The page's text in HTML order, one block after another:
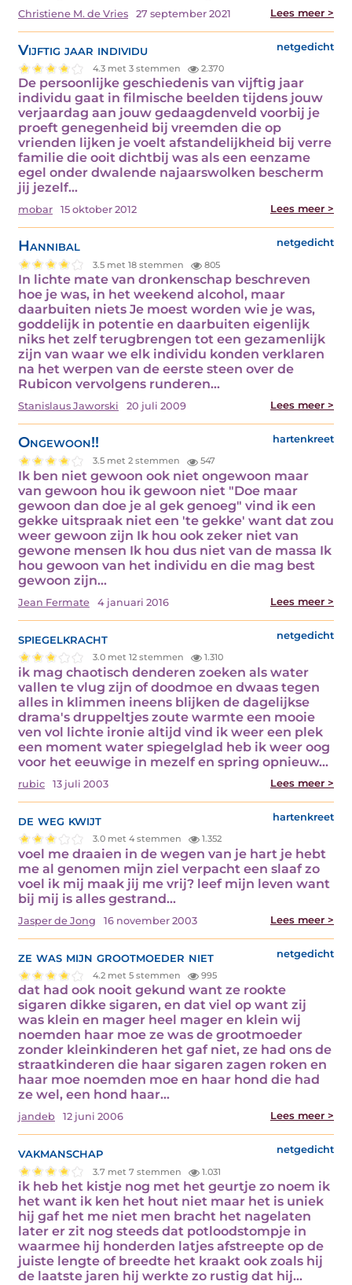
Christiene M. de Vries 27 september 2021 Lees meer >
Vijftig jaar individu netgedicht
4.3 met 3 stemmen 2.370
De persoonlijke geschiedenis van vijftig jaar
individu gaat in filmische beelden tijdens jouw
verjaardag aan jouw gedaagdenveld voorbij je
proeft genegenheid bij vreemden die op
vrienden lijken je voelt afstandelijkheid bij verre
familie die ooit dichtbij was als een eenzame
egel onder dwalende najaarswolken bescherm
jij jezelf…
mobar 15 oktober 2012 Lees meer >
Hannibal netgedicht
3.5 met 18 stemmen 805
In lichte mate van dronkenschap beschreven
hoe je was, in het weekend alcohol, maar
daarbuiten niets Je moest worden wie je was,
goddelijk in potentie en daarbuiten eigenlijk
niks het zelf terugbrengen tot een gezamenlijk
zijn van waar we elk individu konden verklaren
na het werpen van de eerste steen over de
Rubicon vervolgens runderen…
Stanislaus Jaworski 20 juli 2009 Lees meer >
Ongewoon!! hartenkreet
3.5 met 2 stemmen 547
Ik ben niet gewoon ook niet ongewoon maar
van gewoon hou ik gewoon niet "Doe maar
gewoon dan doe je al gek genoeg" vind ik een
gekke uitspraak niet een 'te gekke' want dat zou
weer gewoon zijn Ik hou ook zeker niet van
gewone mensen Ik hou dus niet van de massa Ik
hou gewoon van het individu en die mag best
gewoon zijn…
Jean Fermate 4 januari 2016 Lees meer >
spiegelkracht netgedicht
3.0 met 12 stemmen 1.310
ik mag chaotisch denderen zoeken als water
vallen te vlug zijn of doodmoe en dwaas tegen
alles in klimmen ineens blijken de dagelijkse
drama's druppeltjes zoute warmte een mooie
ven vol lichte ironie altijd vind ik weer een plek
een moment water spiegelglad heb ik weer oog
voor het eeuwige in mezelf en spring opnieuw…
rubic 13 juli 2003 Lees meer >
de weg kwijt hartenkreet
3.0 met 4 stemmen 1.352
voel me draaien in de wegen van je hart je hebt
me al genomen mijn ziel verpacht een slaaf zo
voel ik mij maak jij me vrij? leef mijn leven want
bij mij is alles gestrand…
Jasper de Jong 16 november 2003 Lees meer >
ze was mijn grootmoeder niet netgedicht
4.2 met 5 stemmen 995
dat had ook nooit gekund want ze rookte
sigaren dikke sigaren, en dat viel op want zij
was klein en mager heel mager en klein wij
noemden haar moe ze was de grootmoeder
zonder kleinkinderen het gaf niet, ze had ons de
straatkinderen die haar sigaren zagen roken en
haar moe noemden moe en haar hond die had
ze wel, een hond haar…
jandeb 12 juni 2006 Lees meer >
vakmanschap netgedicht
3.7 met 7 stemmen 1.031
ik heb het kistje nog met het geurtje zo noem ik
het want ik ken het hout niet maar het is uniek
hij gaf het me niet men bracht het nagelaten
later er zit nog steeds dat potloodstompje in
waarmee hij honderden latjes afstreepte op de
juiste lengte of breedte het kraakt ook zoals hij
de laatste jaren hij werkte zo rustig dat hij…